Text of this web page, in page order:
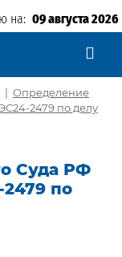
на: 09 августа 2026
| Определение
2479 по делу
Суда РФ
2479 по